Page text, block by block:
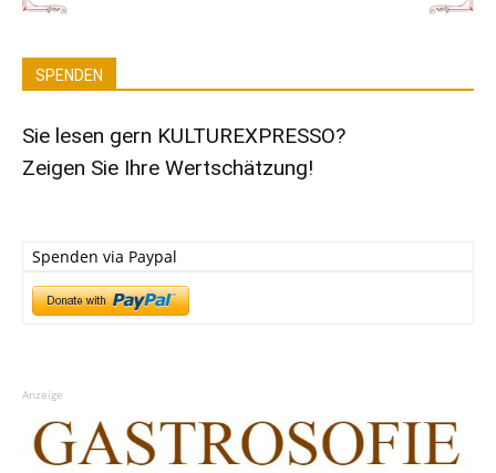
SPENDEN
Sie lesen gern KULTUREXPRESSO?
Zeigen Sie Ihre Wertschätzung!
Spenden via Paypal
Anzeige